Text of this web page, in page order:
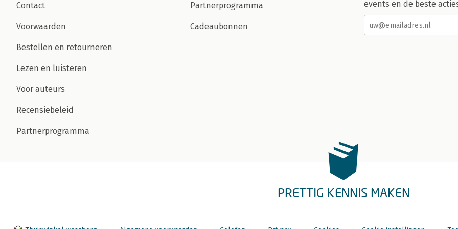
Contact
Voorwaarden
Bestellen en retourneren
Lezen en luisteren
Voor auteurs
Recensiebeleid
Partnerprogramma
Partnerprogramma
Cadeaubonnen
events en de beste
PRETTIG KENNIS MAKEN